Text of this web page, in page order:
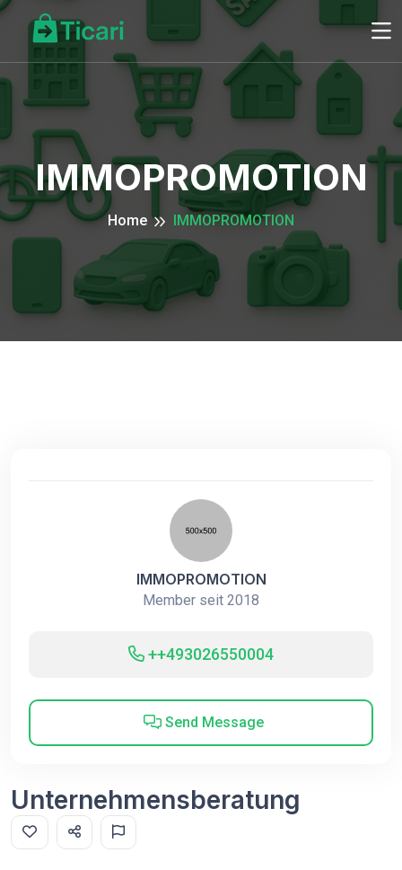
IMMOPROMOTION
Home IMMOPROMOTION
IMMOPROMOTION
Member seit 2018
++493026550004
Send Message
Unternehmensberatung